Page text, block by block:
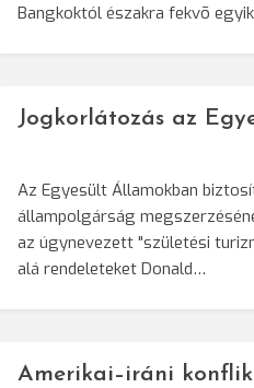
Bangkoktól északra fekvõ
Jogkorlátozás az
Az Egyesült Államokban
állampolgárság
az úgynevezett "születési
alá rendeleteket Donald…
Amerikai–iráni